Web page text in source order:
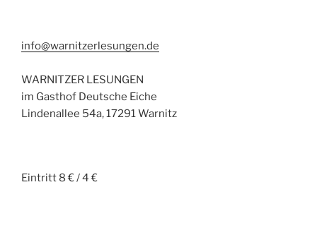
info@warnitzerlesungen.de
WARNITZER LESUNGEN
im Gasthof Deutsche Eiche
Lindenallee 54a, 17291 Warnitz
Eintritt 8 € / 4 €